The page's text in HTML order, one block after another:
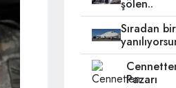
şölen..
Sıradan
Pazarı